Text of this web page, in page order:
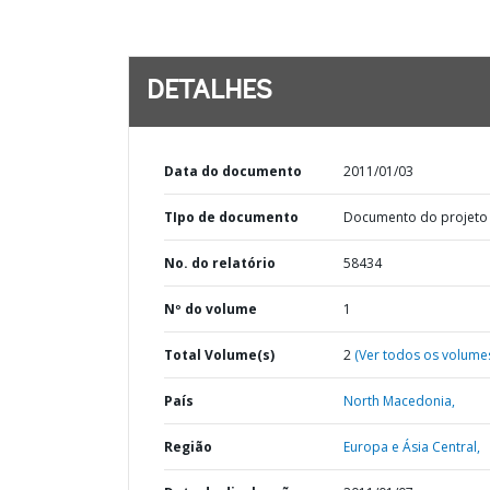
DETALHES
Data do documento 2011/01/03
TIpo de documento Documento do projeto
No. do relatório 58434
Nº do volume 1
Total Volume(s) 2 (Ver todos os
País North Macedonia,
Região Europa e Ásia Central,